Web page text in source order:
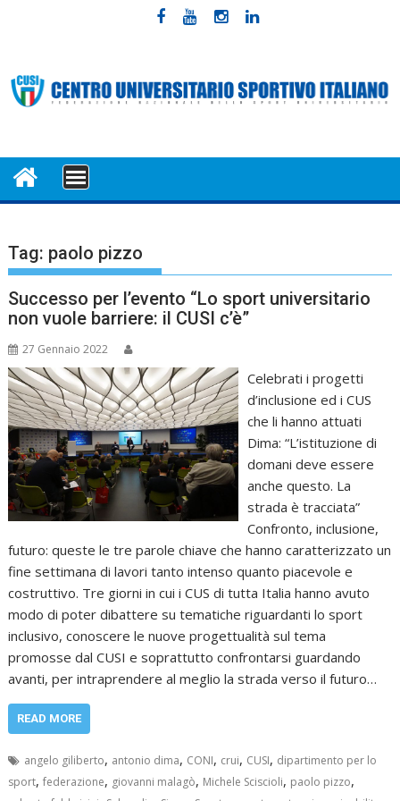
MENU
Tag: paolo pizzo
Successo per l’evento “Lo sport universitario
non vuole barriere: il CUSI c’è”
27 Gennaio 2022
Celebrati i progetti
d’inclusione ed i CUS
che li hanno attuati
Dima: “L’istituzione di
domani deve essere
anche questo. La
strada è tracciata”
Confronto, inclusione,
futuro: queste le tre parole chiave che hanno caratterizzato un
fine settimana di lavori tanto intenso quanto piacevole e
costruttivo. Tre giorni in cui i CUS di tutta Italia hanno avuto
modo di poter dibattere su tematiche riguardanti lo sport
inclusivo, conoscere le nuove progettualità sul tema
promosse dal CUSI e soprattutto confrontarsi guardando
avanti, per intraprendere al meglio la strada verso il futuro…
READ MORE
angelo giliberto, antonio dima, CONI, crui, CUSI, dipartimento per lo
sport,federazione, giovanni malagò, Michele Sciscioli, paolo pizzo,